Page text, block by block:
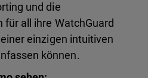
und die
all ihre WatchGuard
einzigen intuitiven
können.